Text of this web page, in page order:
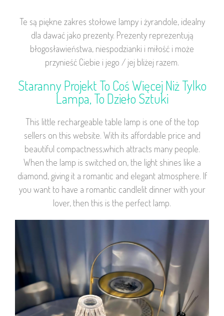
Te są piękne zakres stołowe lampy i żyrandole, idealny
dla dawać jako prezenty. Prezenty reprezentują
błogosławieństwa, niespodzianki i miłość i może
przynieść Ciebie i jego / jej bliżej razem.
Staranny Projekt To Coś Więcej Niż Tylko
Lampa, To Dzieło Sztuki
This little rechargeable table lamp is one of the top
sellers on this website. With its affordable price and
beautiful compactness,which attracts many people.
When the lamp is switched on, the light shines like a
diamond, giving it a romantic and elegant atmosphere. If
you want to have a romantic candlelit dinner with your
lover, then this is the perfect lamp.